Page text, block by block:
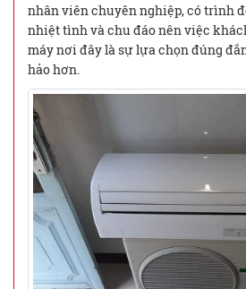
nhân viên chuyên nghiệp, có trình
nhiệt tình và chu đáo nên việc
máy nơi đây là sự lựa chọn đúng
hảo hơn.